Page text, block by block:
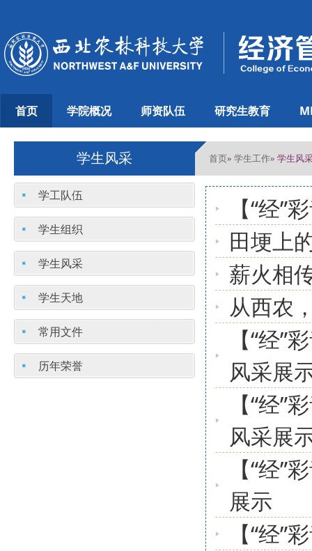
首页 学院概况 师资队伍 研究生教育
学生风采 首页» 学生工作» 学生风
学工队伍
学生组织
学生风采
学生天地
常用文件
历年荣誉
【“经
田埂上
薪火相
从西农
【“经
风采展
【“经
风采展
【“经
展示
【“经